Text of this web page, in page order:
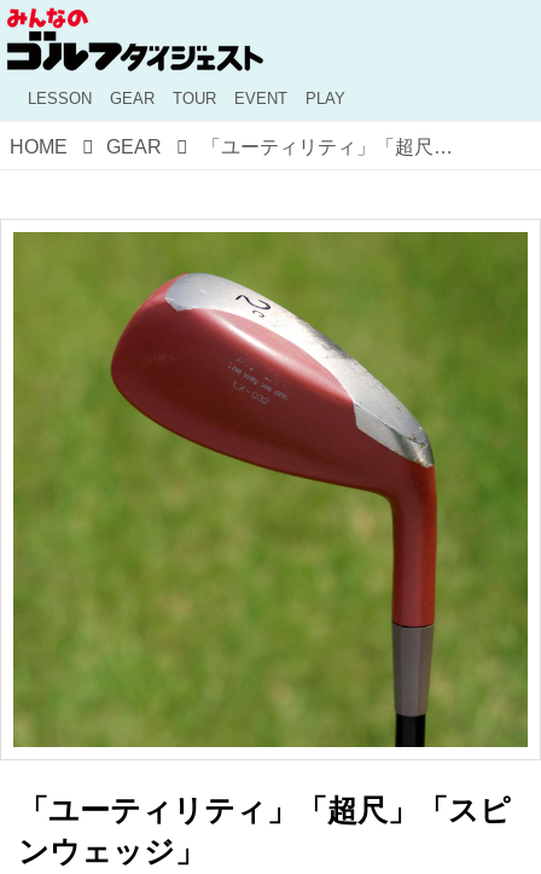
LESSON GEAR TOUR EVENT PLAY
HOME GEAR 「ユーティリティ」「超尺」「スピンウェッジ」 竹林隆光氏がゴルフ界に残してくれたもの
「ユーティリティ」「超尺」「スピ
ンウェッジ」